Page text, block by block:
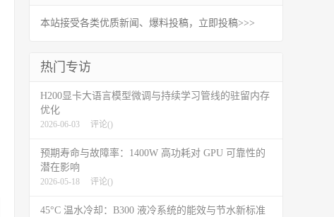
本站接受各类优质新闻、爆料投稿，立即投稿>>>
热门专访
H200显卡大语言模型微调与持续学习管线的驻留内存
优化
2026-06-03 评论()
预期寿命与故障率：1400W 高功耗对 GPU 可靠性的
潜在影响
2026-05-18 评论()
45°C 温水冷却：B300 液冷系统的能效与节水新标准